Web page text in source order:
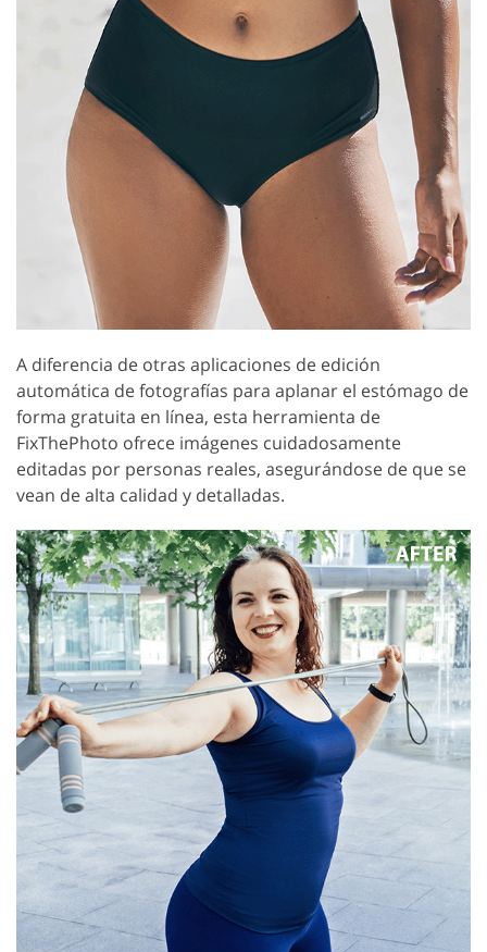
A diferencia de otras aplicaciones de edición
automática de fotografías para aplanar el estómago de
forma gratuita en línea, esta herramienta de
FixThePhoto ofrece imágenes cuidadosamente
editadas por personas reales, asegurándose de que se
vean de alta calidad y detalladas.